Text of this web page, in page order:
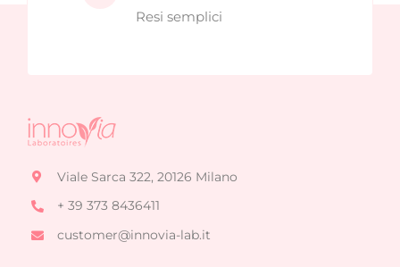
Resi semplici
Viale Sarca 322, 20126 Milano
+ 39 373 8436411
customer@innovia-lab.it